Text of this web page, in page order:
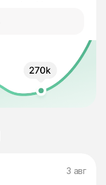
3 авг